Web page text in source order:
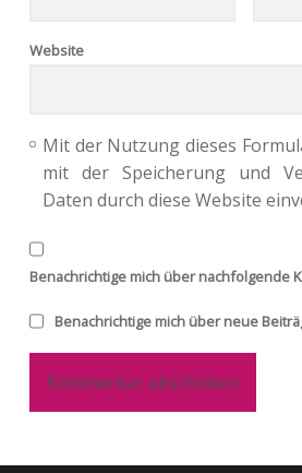
Website
Mit der Nutzung dieses
mit der Speicherung und
Daten durch diese Website
Benachrichtige mich über nachfolgende
Benachrichtige mich über neue